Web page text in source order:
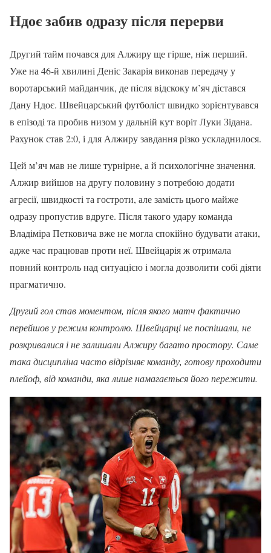
Ндоє забив одразу після перерви
Другий тайм почався для Алжиру ще гірше, ніж перший.
Уже на 46-й хвилині Деніс Закарія виконав передачу у
воротарський майданчик, де після відскоку м’яч дістався
Дану Ндоє. Швейцарський футболіст швидко зорієнтувався
в епізоді та пробив низом у дальній кут воріт Луки Зідана.
Рахунок став 2:0, і для Алжиру завдання різко ускладнилося.
Цей м’яч мав не лише турнірне, а й психологічне значення.
Алжир вийшов на другу половину з потребою додати
агресії, швидкості та гостроти, але замість цього майже
одразу пропустив вдруге. Після такого удару команда
Владіміра Петковича вже не могла спокійно будувати атаки,
адже час працював проти неї. Швейцарія ж отримала
повний контроль над ситуацією і могла дозволити собі діяти
прагматично.
Другий гол став моментом, після якого матч фактично
перейшов у режим контролю. Швейцарці не поспішали, не
розкривалися і не залишали Алжиру багато простору. Саме
така дисципліна часто відрізняє команду, готову проходити
плейоф, від команди, яка лише намагається його пережити.